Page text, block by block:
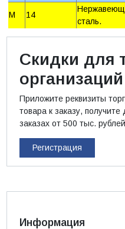
M 14
сталь.
Скидки для
организаций
Приложите реквизиты
товара к заказу,
заказах от 500 тыс.
Регистрация
Информация